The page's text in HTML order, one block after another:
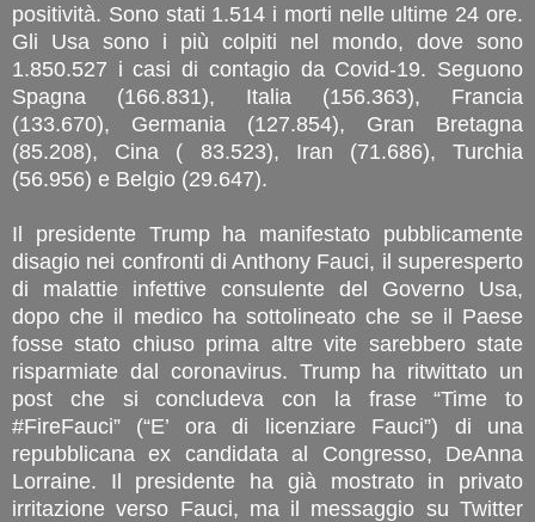
positività. Sono stati 1.514 i morti nelle ultime 24 ore.
Gli Usa sono i più colpiti nel mondo, dove sono
1.850.527 i casi di contagio da Covid-19. Seguono
Spagna (166.831), Italia (156.363), Francia
(133.670), Germania (127.854), Gran Bretagna
(85.208), Cina ( 83.523), Iran (71.686), Turchia
(56.956) e Belgio (29.647).
Il presidente Trump ha manifestato pubblicamente
disagio nei confronti di Anthony Fauci, il superesperto
di malattie infettive consulente del Governo Usa,
dopo che il medico ha sottolineato che se il Paese
fosse stato chiuso prima altre vite sarebbero state
risparmiate dal coronavirus. Trump ha ritwittato un
post che si concludeva con la frase “Time to
#FireFauci” (“E’ ora di licenziare Fauci”) di una
repubblicana ex candidata al Congresso, DeAnna
Lorraine. Il presidente ha già mostrato in privato
irritazione verso Fauci, ma il messaggio su Twitter